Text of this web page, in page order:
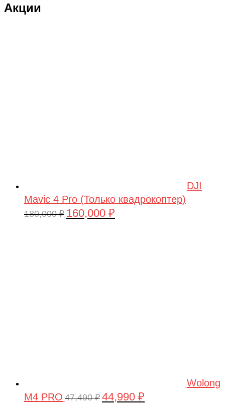
Акции
DJI
Mavic 4 Pro (Только квадрокоптер)
180,000₽ Первоначальная
160,000 ₽
Wolong
M4 PRO 47,490₽ Первоначальная
44,990 ₽